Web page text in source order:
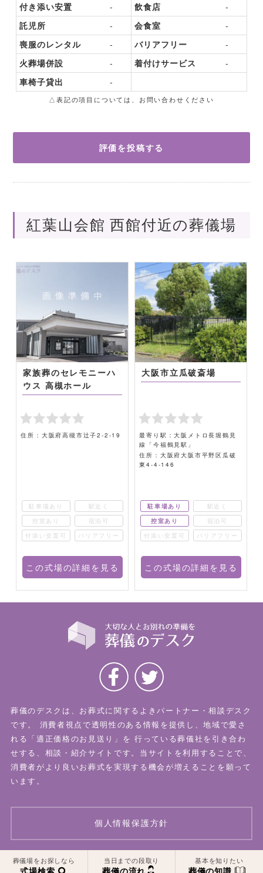
付き添い安置
- 飲食店
-
託児所
- 会食室
-
喪服のレンタル
- バリアフリー
-
火葬場併設
- 着付けサービス
-
車椅子貸出
-
△表記の項目については、お問い合わせください
評価を投稿する
紅葉山会館 西館付近の葬儀場
家族葬のセレモニーハ
ウス 高槻ホール
住所：大阪府高槻市辻子2-2-19
駐車場あり
駅近く
控室あり
宿泊可
付添い安置可
バリアフリー
この式場の詳細を見る
大阪市立瓜破斎場
最寄り駅：大阪メトロ長堀鶴見
線「今福鶴見駅」
住所：大阪府大阪市平野区瓜破
東4-4-146
駐車場あり
駅近く
控室あり
宿泊可
付添い安置可
バリアフリー
この式場の詳細を見る
葬儀場をお探しなら
式場検索
当日までの段取り
葬儀の流れ
基本を知りたい
葬儀の知識
葬儀のデスクは、お葬式に関するよきパートナー・相談デスク
です。
消費者視点で透明性のある情報を提供し、地域で愛さ
れる「適正価格のお見送り」を 行っている葬儀社を引き合わ
せする、相談・紹介サイトです。当サイトを利用することで、
消費者がより良いお葬式を実現する機会が増えることを願って
います。
個人情報保護方針
© 2026 葬儀のデスク All Rights Reserved.